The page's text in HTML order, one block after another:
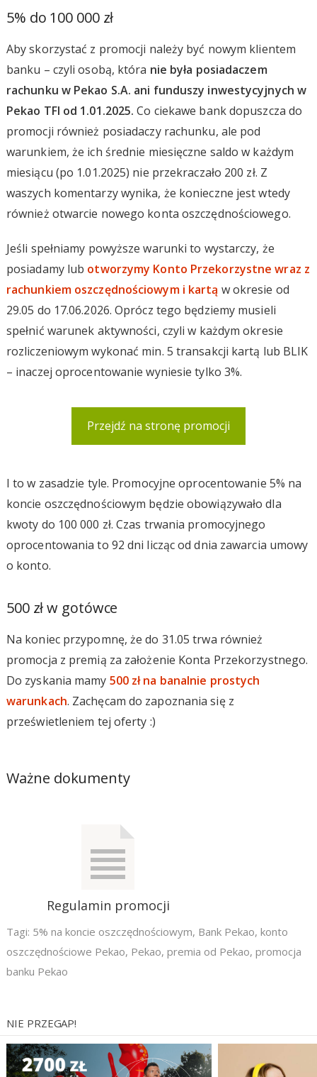
5% do 100 000 zł
Aby skorzystać z promocji należy być nowym klientem
banku – czyli osobą, która nie była posiadaczem
rachunku w Pekao S.A. ani funduszy inwestycyjnych w
Pekao TFI od 1.01.2025. Co ciekawe bank dopuszcza do
promocji również posiadaczy rachunku, ale pod
warunkiem, że ich średnie miesięczne saldo w każdym
miesiącu (po 1.01.2025) nie przekraczało 200 zł. Z
waszych komentarzy wynika, że konieczne jest wtedy
również otwarcie nowego konta oszczędnościowego.
Jeśli spełniamy powyższe warunki to wystarczy, że
posiadamy lub otworzymy Konto Przekorzystne wraz z
rachunkiem oszczędnościowym i kartą w okresie od
29.05 do 17.06.2026. Oprócz tego będziemy musieli
spełnić warunek aktywności, czyli w każdym okresie
rozliczeniowym wykonać min. 5 transakcji kartą lub BLIK
– inaczej oprocentowanie wyniesie tylko 3%.
Przejdź na stronę promocji
I to w zasadzie tyle. Promocyjne oprocentowanie 5% na
koncie oszczędnościowym będzie obowiązywało dla
kwoty do 100 000 zł. Czas trwania promocyjnego
oprocentowania to 92 dni licząc od dnia zawarcia umowy
o konto.
500 zł w gotówce
Na koniec przypomnę, że do 31.05 trwa również
promocja z premią za założenie Konta Przekorzystnego.
Do zyskania mamy 500 zł na banalnie prostych
warunkach. Zachęcam do zapoznania się z
prześwietleniem tej oferty :)
Ważne dokumenty
Regulamin promocji
Tagi: 5% na koncie oszczędnościowym, Bank Pekao, konto
oszczędnościowe Pekao, Pekao, premia od Pekao, promocja
banku Pekao
NIE PRZEGAP!